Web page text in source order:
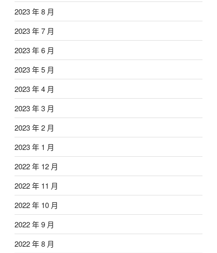
2023 年 8 月
2023 年 7 月
2023 年 6 月
2023 年 5 月
2023 年 4 月
2023 年 3 月
2023 年 2 月
2023 年 1 月
2022 年 12 月
2022 年 11 月
2022 年 10 月
2022 年 9 月
2022 年 8 月